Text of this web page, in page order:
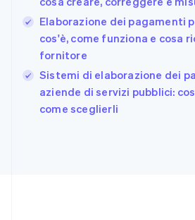
Elaborazione dei pagamenti
cos'è, come funziona e cosa
fornitore
Sistemi di elaborazione dei
aziende di servizi pubblici:
come sceglierli
DeutschEnglish
Giappone
日本語
Gibilterra
English
Grecia
English
India